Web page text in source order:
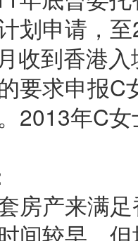
划申请，
收到香港
要求申报
2013年C
产来满足
间较早，